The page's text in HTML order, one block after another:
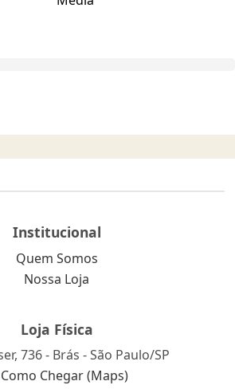
Institucional
Quem Somos
Nossa Loja
Loja Física
736 - Brás - São Paulo/SP
Como Chegar (Maps)